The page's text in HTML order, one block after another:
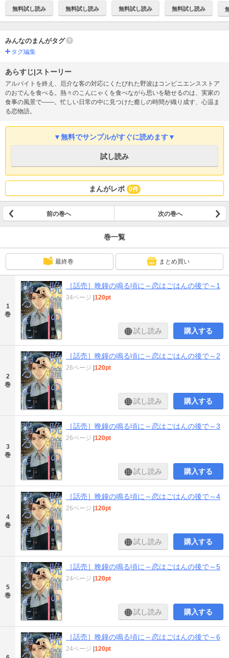
無料試し読み 無料試し読み 無料試し読み 無料試し読み
みんなのまんがタグ
タグ編集
あらすじ|ストーリー
アルバイトを終え、厄介な客の対応にくたびれた野波はコンビニエンスストア
のおでんを食べる。熱々のこんにゃくを食べながら思いを馳せるのは、実家の
食事の風景で――。忙しい日常の中に見つけた癒しの時間が織り成す、心温ま
る恋物語。
▼無料でサンプルがすぐに読めます▼
試し読み
まんがレポ 0件
前の巻へ 次の巻へ
巻一覧
最終巻 まとめ買い
1
巻
［話売］晩鐘の鳴る頃に～恋はごはんの後で～1
34ページ |120pt
試し読み 購入する
2
巻
［話売］晩鐘の鳴る頃に～恋はごはんの後で～2
26ページ |120pt
試し読み 購入する
3
巻
［話売］晩鐘の鳴る頃に～恋はごはんの後で～3
26ページ |120pt
試し読み 購入する
4
巻
［話売］晩鐘の鳴る頃に～恋はごはんの後で～4
26ページ |120pt
試し読み 購入する
5
巻
［話売］晩鐘の鳴る頃に～恋はごはんの後で～5
24ページ |120pt
試し読み 購入する
［話売］晩鐘の鳴る頃に～恋はごはんの後で～6
24ページ |120pt